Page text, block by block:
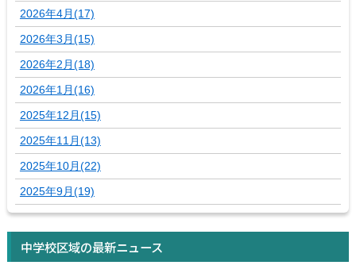
2026年4月(17)
2026年3月(15)
2026年2月(18)
2026年1月(16)
2025年12月(15)
2025年11月(13)
2025年10月(22)
2025年9月(19)
中学校区域の最新ニュース